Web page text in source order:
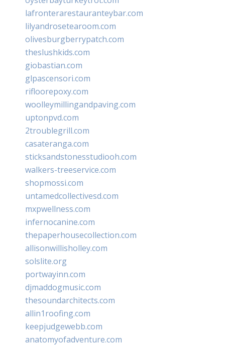
lafronterarestauranteybar.com
lilyandrosetearoom.com
olivesburgberrypatch.com
theslushkids.com
giobastian.com
glpascensori.com
rifloorepoxy.com
woolleymillingandpaving.com
uptonpvd.com
2troublegrill.com
casateranga.com
sticksandstonesstudiooh.com
walkers-treeservice.com
shopmossi.com
untamedcollectivesd.com
mxpwellness.com
infernocanine.com
thepaperhousecollection.com
allisonwillisholley.com
solslite.org
portwayinn.com
djmaddogmusic.com
thesoundarchitects.com
allin1roofing.com
keepjudgewebb.com
anatomyofadventure.com